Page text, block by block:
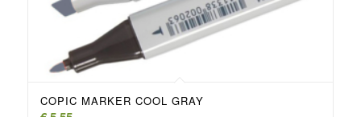
COPIC MARKER COOL GRAY